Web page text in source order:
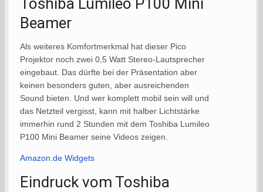
Toshiba Lumileo P100 Mini
Beamer
Als weiteres Komfortmerkmal hat dieser Pico
Projektor noch zwei 0,5 Watt Stereo-Lautsprecher
eingebaut. Das dürfte bei der Präsentation aber
keinen besonders guten, aber ausreichenden
Sound bieten. Und wer komplett mobil sein will und
das Netzteil vergisst, kann mit halber Lichtstärke
immerhin rund 2 Stunden mit dem Toshiba Lumileo
P100 Mini Beamer seine Videos zeigen.
Amazon.de Widgets
Eindruck vom Toshiba